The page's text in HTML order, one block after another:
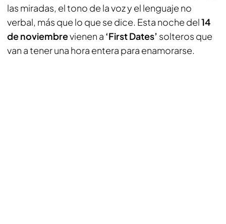
las miradas, el tono de la voz y el lenguaje no
verbal, más que lo que se dice. Esta noche del14
de noviembrevienen a ‘First Dates’ solteros que
van a tener una hora entera para enamorarse.